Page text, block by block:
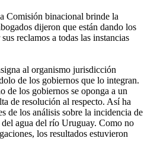
Comisión binacional brinde la
dijeron que están dando los
reclamos a todas las instancias
al organismo jurisdicción
de los gobiernos que lo integran.
de los gobiernos se oponga a un
de resolución al respecto. Así ha
de los análisis sobre la incidencia de
agua del río Uruguay. Como no
los resultados estuvieron